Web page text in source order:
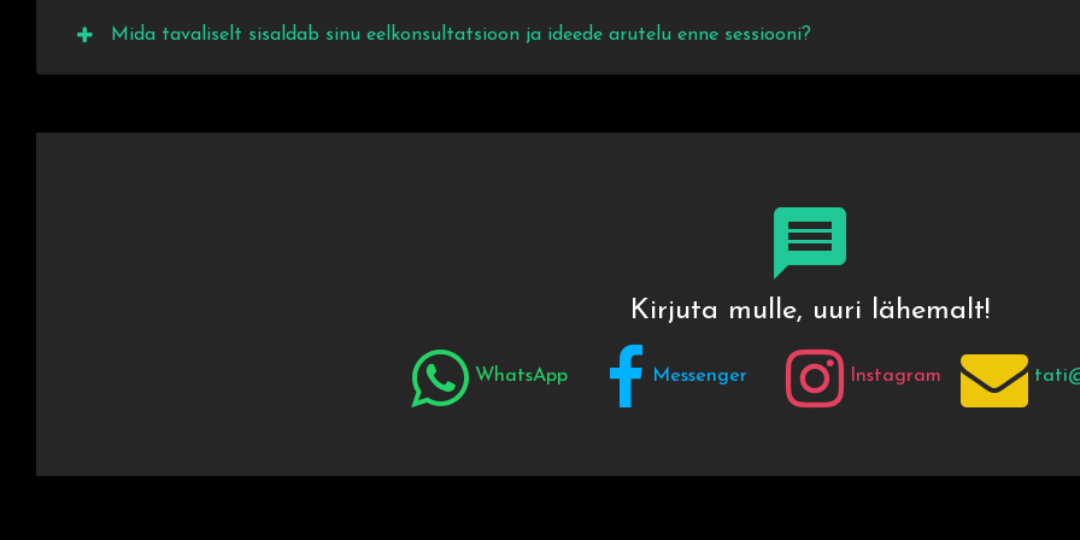
Mida tavaliselt sisaldab sinu eelkonsultatsioon ja ideede arutelu enne sessiooni?
Kirjuta mulle, uuri lähemalt!
WhatsApp Messenger Instagram